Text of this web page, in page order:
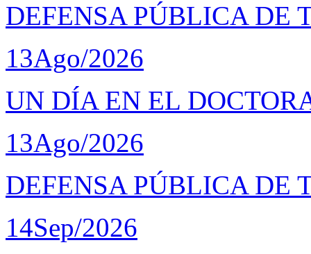
DEFENSA PÚBLICA DE
13Ago/2026
UN DÍA EN EL
13Ago/2026
DEFENSA PÚBLICA DE
14Sep/2026